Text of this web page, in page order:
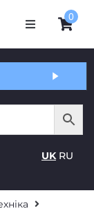
0
UK RU